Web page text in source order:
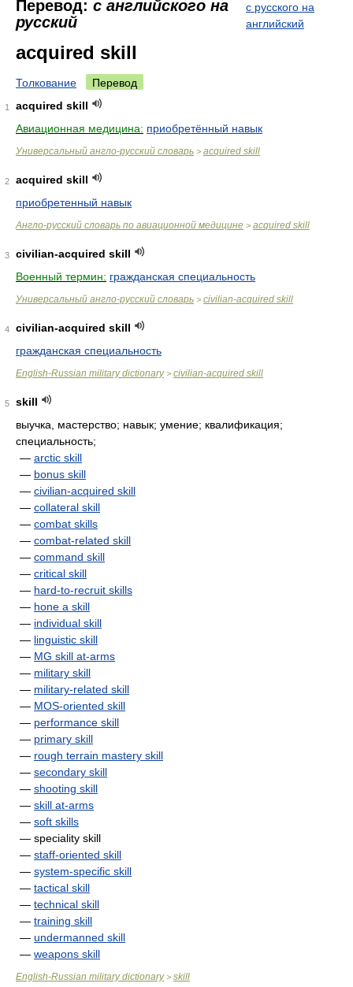
Перевод: с английского на
русский
с русского на
английский
acquired skill
Толкование Перевод
1
acquired skill
Авиационная медицина: приобретённый навык
Универсальный англо-русский словарь > acquired skill
2
acquired skill
приобретенный навык
Англо-русский словарь по авиационной медицине > acquired skill
3
civilian-acquired skill
Военный термин: гражданская специальность
Универсальный англо-русский словарь > civilian-acquired skill
4
civilian-acquired skill
гражданская специальность
English-Russian military dictionary> civilian-acquired skill
5
skill
выучка, мастерство; навык; умение; квалификация;
специальность;
— arctic skill
— bonus skill
— civilian-acquired skill
— collateral skill
— combat skills
— combat-related skill
— command skill
— critical skill
— hard-to-recruit skills
— hone a skill
— individual skill
— linguistic skill
— MG skill at-arms
— military skill
— military-related skill
— MOS-oriented skill
— performance skill
— primary skill
— rough terrain mastery skill
— secondary skill
— shooting skill
— skill at-arms
— soft skills
— speciality skill
— staff-oriented skill
— system-specific skill
— tactical skill
— technical skill
— training skill
— undermanned skill
— weapons skill
English-Russian military dictionary> skill